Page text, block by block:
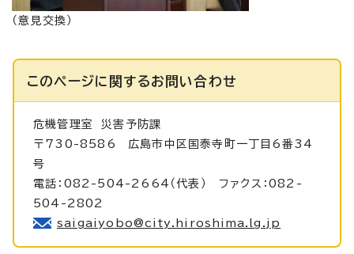
（意見交換）
このページに関するお問い合わせ
危機管理室 災害予防課
〒730-8586 広島市中区国泰寺町一丁目6番34
号
電話：082-504-2664（代表） ファクス：082-
504-2802
saigaiyobo@city.hiroshima.lg.jp